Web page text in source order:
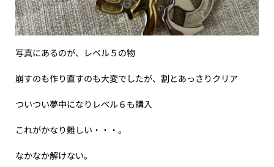
写真にあるのが、レベル５の物
崩すのも作り直すのも大変でしたが、割とあっさりクリア
ついつい夢中になりレベル６も購入
これがかなり難しい・・・。
なかなか解けない。